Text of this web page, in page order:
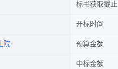
标书获取截止
开标时间
院 预算金额
中标金额